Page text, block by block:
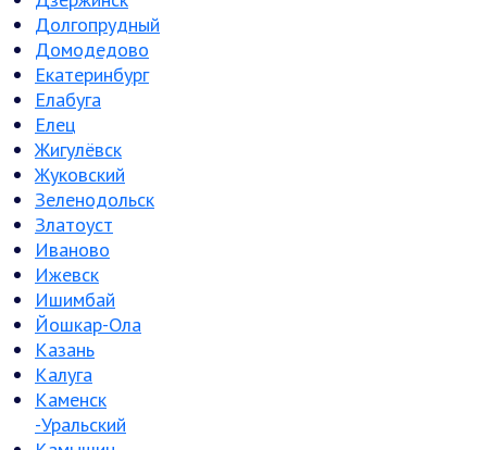
Долгопрудный
Домодедово
Екатеринбург
Елабуга
Елец
Жигулёвск
Жуковский
Зеленодольск
Златоуст
Иваново
Ижевск
Ишимбай
Йошкар-Ола
Казань
Калуга
Каменск
-Уральский